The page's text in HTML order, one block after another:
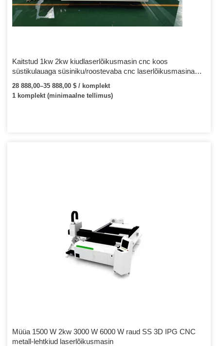
Kaitstud 1kw 2kw kiudlaserlõikusmasin cnc koos
süstikulauaga süsiniku/roostevaba cnc laserlõikusmasina
28 888,00–35 888,00 $ / komplekt
1 komplekt (minimaalne tellimus)
Müüa 1500 W 2kw 3000 W 6000 W raud SS 3D IPG CNC
metall-lehtkiud laserlõikusmasin